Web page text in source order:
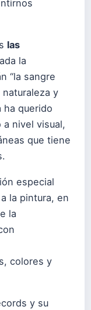
las
la
“la sangre
y
ha querido
nivel visual,
que tiene
especial
la pintura, en
la
colores y
y su